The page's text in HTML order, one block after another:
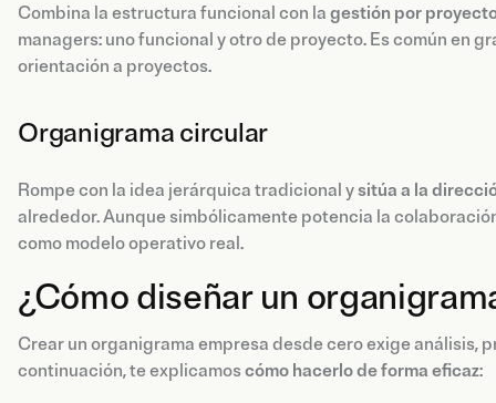
Combina la estructura funcional con la gestión por
managers: uno funcional y otro de proyecto. Es común en
orientación a proyectos.
Organigrama circular
Rompe con la idea jerárquica tradicional ysitúa a la
alrededor. Aunque simbólicamente potencia la
como modelo operativo real.
¿Cómo diseñar un
Crear un organigrama empresa desde cero exige análisis,
continuación, te explicamos cómo hacerlo de forma eficaz: